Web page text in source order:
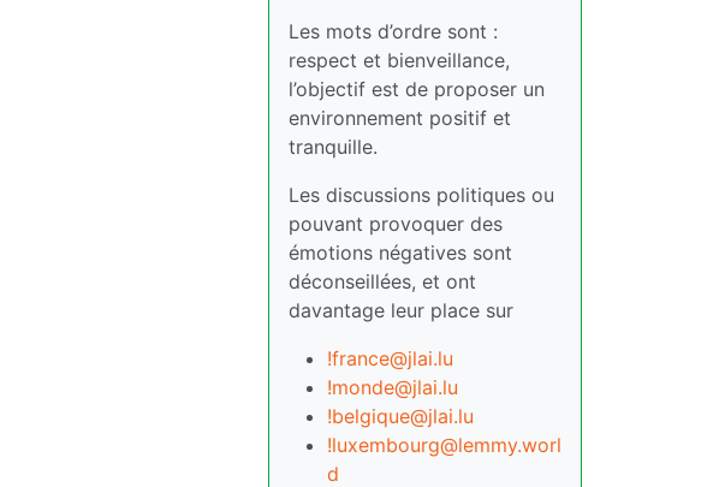
Les mots d’ordre sont :
respect et bienveillance,
l’objectif est de proposer un
environnement positif et
tranquille.
Les discussions politiques ou
pouvant provoquer des
émotions négatives sont
déconseillées, et ont
davantage leur place sur
!france@jlai.lu
!monde@jlai.lu
!belgique@jlai.lu
!luxembourg@lemmy.worl
d